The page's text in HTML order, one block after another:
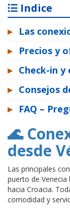
Indice
▸
Las
▸
Precios y
▸ Check-in y
▸ Consejos
▸
FAQ –
🌊
desde
Las principales
puerto de
hacia Croacia.
comodidad y